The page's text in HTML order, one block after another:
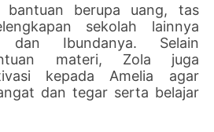
bantuan berupa uang, tas
sekolah lainnya
dan Ibundanya. Selain
materi, Zola juga
kepada Amelia agar
dan tegar serta belajar